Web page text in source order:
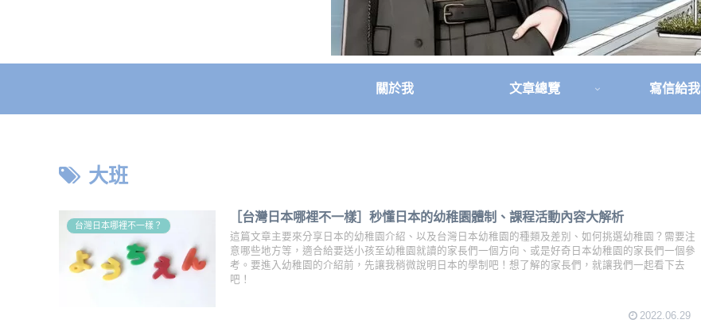
關於我 文章總覽 寫信給我
大班
台灣日本哪裡不一樣？
［台灣日本哪裡不一樣］秒懂日本的幼稚園體制、課程活動內容大解析
這篇文章主要來分享日本的幼稚園介紹、以及台灣日本幼稚園的種類及差別、如何挑選幼稚園？需要注
意哪些地方等，適合給要送小孩至幼稚園就讀的家長們一個方向、或是好奇日本幼稚園的家長們一個參
考。要進入幼稚園的介紹前，先讓我稍微說明日本的學制吧！想了解的家長們，就讓我們一起看下去
吧！
2022.06.29